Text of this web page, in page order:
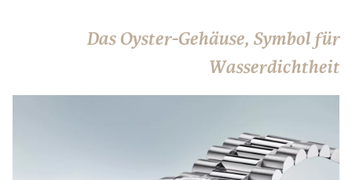
Das Oyster-Gehäuse, Symbol für
Wasserdichtheit